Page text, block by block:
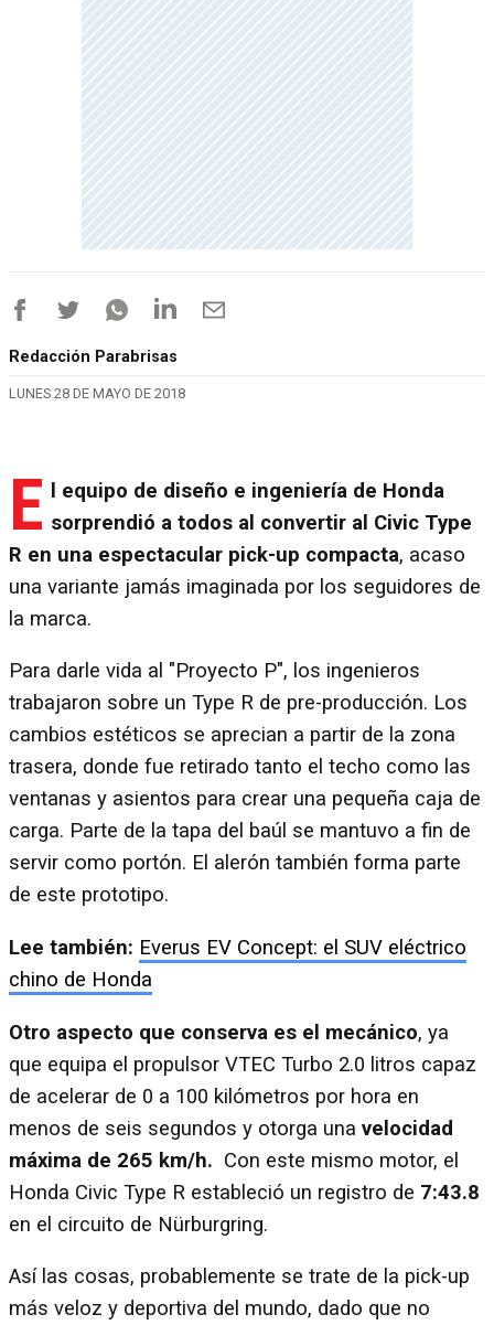
Redacción Parabrisas
LUNES 28 DE MAYO DE 2018
E
l equipo de diseño e ingeniería de Honda
sorprendió a todos al convertir al Civic Type
R en una espectacular pick-up compacta, acaso
una variante jamás imaginada por los seguidores de
la marca.
Para darle vida al "Proyecto P", los ingenieros
trabajaron sobre un Type R de pre-producción. Los
cambios estéticos se aprecian a partir de la zona
trasera, donde fue retirado tanto el techo como las
ventanas y asientos para crear una pequeña caja de
carga. Parte de la tapa del baúl se mantuvo a fin de
servir como portón. El alerón también forma parte
de este prototipo.
Lee también: Everus EV Concept: el SUV eléctrico
chino de Honda
Otro aspecto que conserva es el mecánico, ya
que equipa el propulsor VTEC Turbo 2.0 litros capaz
de acelerar de 0 a 100 kilómetros por hora en
menos de seis segundos y otorga una velocidad
máxima de 265 km/h. Con este mismo motor, el
Honda Civic Type R estableció un registro de 7:43.8
en el circuito de Nürburgring.
Así las cosas, probablemente se trate de la pick-up
más veloz y deportiva del mundo, dado que no